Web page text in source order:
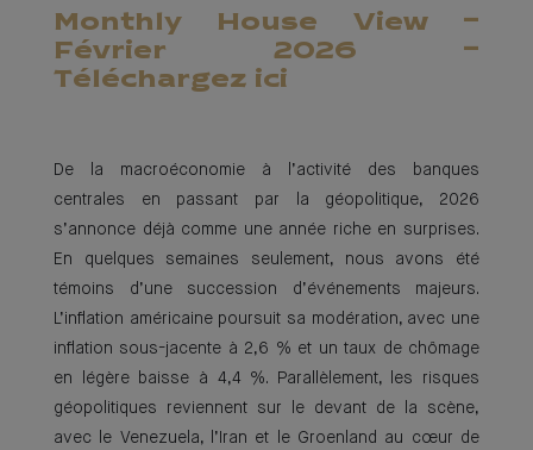
Monthly House View -
Février 2026 -
Téléchargez ici
De la macroéconomie à l’activité des banques
centrales en passant par la géopolitique, 2026
s’annonce déjà comme une année riche en surprises.
En quelques semaines seulement, nous avons été
témoins d’une succession d’événements majeurs.
L’inflation américaine poursuit sa modération, avec une
inflation sous-jacente à 2,6 % et un taux de chômage
en légère baisse à 4,4 %. Parallèlement, les risques
géopolitiques reviennent sur le devant de la scène,
avec le Venezuela, l’Iran et le Groenland au cœur de